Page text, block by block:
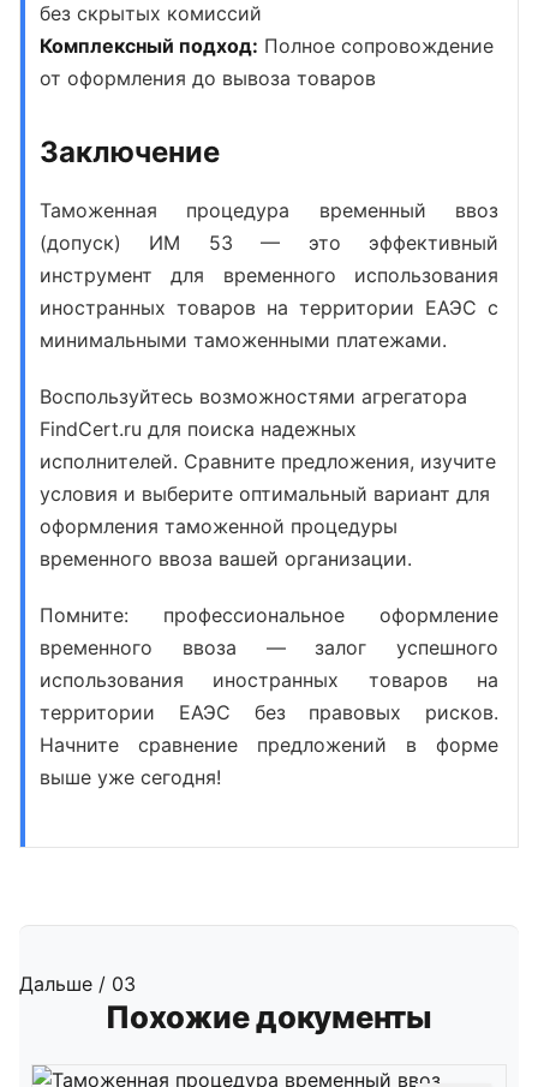
без скрытых комиссий
Комплексный подход: Полное сопровождение
от оформления до вывоза товаров
Заключение
Таможенная процедура временный ввоз
(допуск) ИМ 53 — это эффективный
инструмент для временного использования
иностранных товаров на территории ЕАЭС с
минимальными таможенными платежами.
Воспользуйтесь возможностями агрегатора
FindCert.ru для поиска надежных
исполнителей. Сравните предложения, изучите
условия и выберите оптимальный вариант для
оформления таможенной процедуры
временного ввоза вашей организации.
Помните: профессиональное оформление
временного ввоза — залог успешного
использования иностранных товаров на
территории ЕАЭС без правовых рисков.
Начните сравнение предложений в форме
выше уже сегодня!
Дальше / 03
Похожие документы